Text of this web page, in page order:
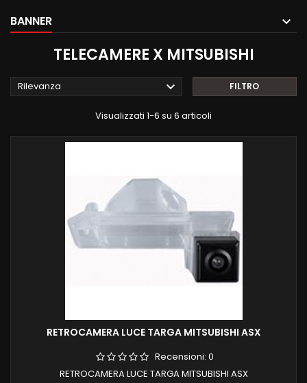
BANNER
TELECAMERE X MITSUBISHI
Rilevanza  FILTRO
Visualizzati 1-6 su 6 articoli
RETROCAMERA LUCE TARGA MITSUBISHI ASX
Recensioni: 0
RETROCAMERA LUCE TARGA MITSUBISHI ASX